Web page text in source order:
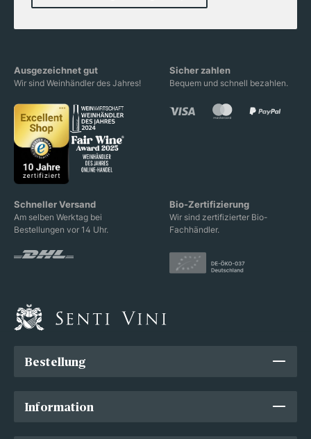
Ausgezeichnet gut
Wir sind Weinhändler des Jahres!
Sicher zahlen
Bequem und schnell bezahlen.
Schneller Versand
Am selben Werktag bei
Bestellungen vor 14 Uhr.
Bio-Zertifizierung
Wir sind zertifizierter Bio-
Fachhändler.
Bestellung
Information